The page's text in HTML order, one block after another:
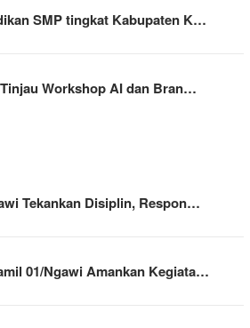
SMP tingkat Kabupaten K…
Workshop AI dan Bran…
Tekankan Disiplin, Respon…
01/Ngawi Amankan Kegiata…